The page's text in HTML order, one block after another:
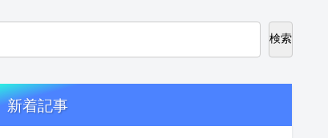
検索
新着記事